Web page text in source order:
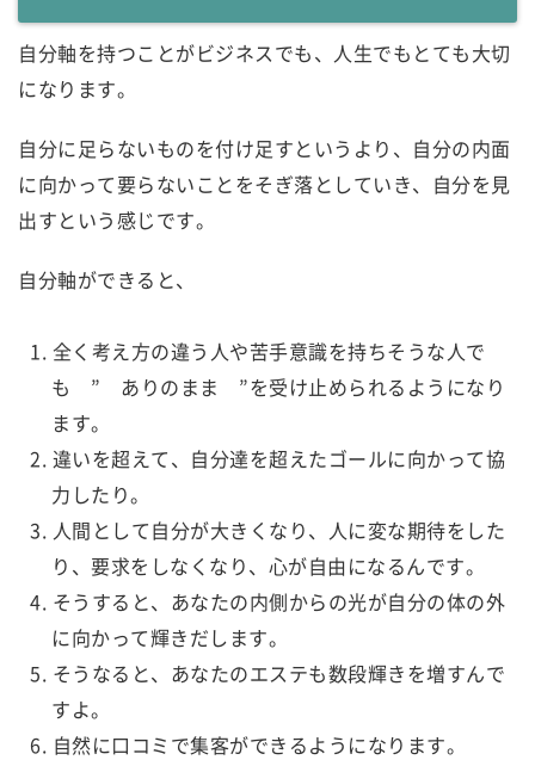
自分軸を持つことがビジネスでも、人生でもとても大切
になります。
自分に足らないものを付け足すというより、自分の内面
に向かって要らないことをそぎ落としていき、自分を見
出すという感じです。
自分軸ができると、
全く考え方の違う人や苦手意識を持ちそうな人で
も ” ありのまま ”を受け止められるようになり
ます。
違いを超えて、自分達を超えたゴールに向かって協
力したり。
人間として自分が大きくなり、人に変な期待をした
り、要求をしなくなり、心が自由になるんです。
そうすると、あなたの内側からの光が自分の体の外
に向かって輝きだします。
そうなると、あなたのエステも数段輝きを増すんで
すよ。
自然に口コミで集客ができるようになります。